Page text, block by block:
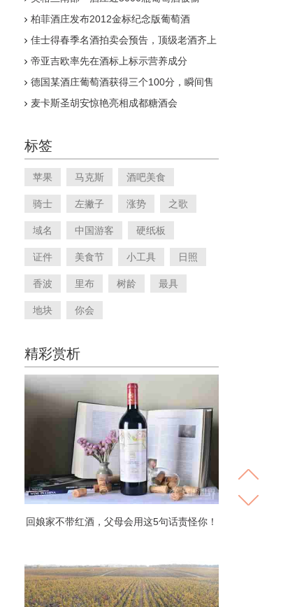
柏菲酒庄发布2012金标纪念版葡萄酒
佳士得春季名酒拍卖会预告，顶级老酒齐上
帝亚吉欧率先在酒标上标示营养成分
德国某酒庄葡萄酒获得三个100分，瞬间售
麦卡斯圣胡安惊艳亮相成都糖酒会
标签
苹果 马克斯 酒吧美食
骑士 左撇子 涨势 之歌
域名 中国游客 硬纸板
证件 美食节 小工具 日照
香波 里布 树龄 最具
地块 你会
精彩赏析
回娘家不带红酒，父母会用这5句话责怪你！